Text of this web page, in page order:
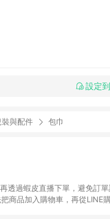
設定
與配件 包巾
透過蝦皮直播下單，避免訂
商品加入購物車，再從LINE